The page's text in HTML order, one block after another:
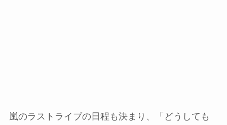
嵐のラストライブの日程も決まり、「どうしても